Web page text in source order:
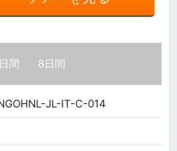
間 8日間
JL-IT-C-014